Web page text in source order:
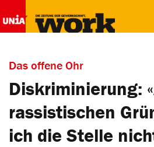
Das offene Ohr
Diskriminierung:
rassistischen
ich die Stelle